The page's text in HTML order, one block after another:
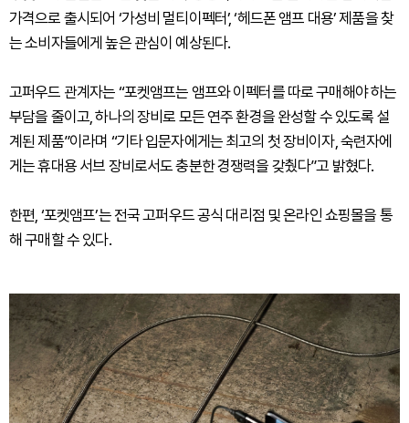
가격으로 출시되어 ‘가성비 멀티이펙터’, ‘헤드폰 앰프 대용’ 제품을 찾
는 소비자들에게 높은 관심이 예상된다.
고퍼우드 관계자는 “포켓앰프는 앰프와 이펙터를 따로 구매해야 하는
부담을 줄이고, 하나의 장비로 모든 연주 환경을 완성할 수 있도록 설
계된 제품”이라며 “기타 입문자에게는 최고의 첫 장비이자, 숙련자에
게는 휴대용 서브 장비로서도 충분한 경쟁력을 갖췄다”고 밝혔다.
한편, ‘포켓앰프’는 전국 고퍼우드 공식 대리점 및 온라인 쇼핑몰을 통
해 구매할 수 있다.